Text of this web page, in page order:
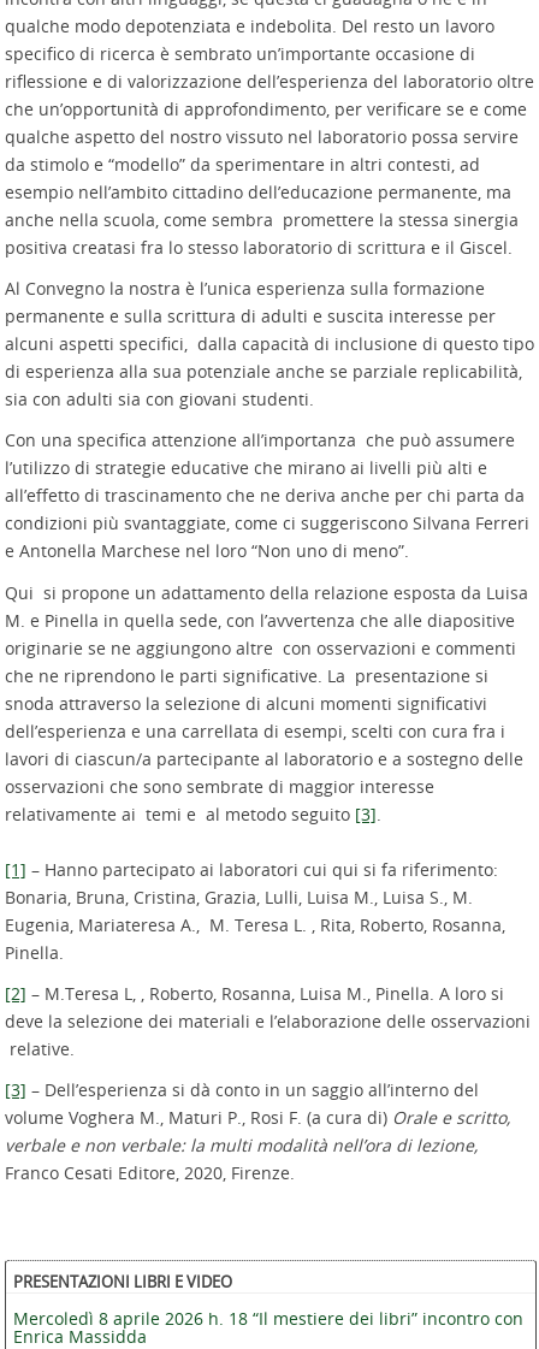
qualche modo depotenziata e indebolita. Del resto un lavoro
specifico di ricerca è sembrato un’importante occasione di
riflessione e di valorizzazione dell’esperienza del laboratorio oltre
che un’opportunità di approfondimento, per verificare se e come
qualche aspetto del nostro vissuto nel laboratorio possa servire
da stimolo e “modello” da sperimentare in altri contesti, ad
esempio nell’ambito cittadino dell’educazione permanente, ma
anche nella scuola, come sembra promettere la stessa sinergia
positiva creatasi fra lo stesso laboratorio di scrittura e il Giscel.
Al Convegno la nostra è l’unica esperienza sulla formazione
permanente e sulla scrittura di adulti e suscita interesse per
alcuni aspetti specifici, dalla capacità di inclusione di questo tipo
di esperienza alla sua potenziale anche se parziale replicabilità,
sia con adulti sia con giovani studenti.
Con una specifica attenzione all’importanza che può assumere
l’utilizzo di strategie educative che mirano ai livelli più alti e
all’effetto di trascinamento che ne deriva anche per chi parta da
condizioni più svantaggiate, come ci suggeriscono Silvana Ferreri
e Antonella Marchese nel loro “Non uno di meno”.
Qui si propone un adattamento della relazione esposta da Luisa
M. e Pinella in quella sede, con l’avvertenza che alle diapositive
originarie se ne aggiungono altre con osservazioni e commenti
che ne riprendono le parti significative. La presentazione si
snoda attraverso la selezione di alcuni momenti significativi
dell’esperienza e una carrellata di esempi, scelti con cura fra i
lavori di ciascun/a partecipante al laboratorio e a sostegno delle
osservazioni che sono sembrate di maggior interesse
relativamente ai temi e al metodo seguito [3]
[1] – Hanno partecipato ai laboratori cui qui si fa riferimento:
Bonaria, Bruna, Cristina, Grazia, Lulli, Luisa M., Luisa S., M.
Eugenia, Mariateresa A., M. Teresa L. , Rita, Roberto, Rosanna,
Pinella.
[2] – M.Teresa L, , Roberto, Rosanna, Luisa M., Pinella. A loro si
deve la selezione dei materiali e l’elaborazione delle osservazioni
relative.
[3] – Dell’esperienza si dà conto in un saggio all’interno del
volume Voghera M., Maturi P., Rosi F. (a cura di) Orale e scritto,
verbale e non verbale: la multi modalità nell’ora di lezione,
Franco Cesati Editore, 2020, Firenze.
PRESENTAZIONI LIBRI E VIDEO
Mercoledì 8 aprile 2026 h. 18 “Il mestiere dei libri” incontro con
Enrica Massidda